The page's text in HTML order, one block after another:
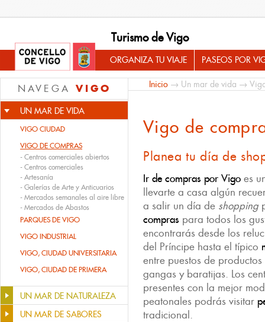
Turismo de Vigo
ORGANIZA TU VIAJE PASEOS POR
NAVEGA VIGO
UN MAR DE VIDA
VIGO CIUDAD
VIGO DE COMPRAS
- Centros comerciales abiertos
- Centros comerciales
- Artesanía
- Galerías de Arte y Anticuarios
- Mercados semanales al aire libre
- Mercados de Abastos
PARQUES DE VIGO
VIGO INDUSTRIAL
VIGO, CIUDAD UNIVERSITARIA
VIGO, CIUDAD DE PRIMERA
UN MAR DE NATURALEZA
UN MAR DE SABORES
Inicio → Un mar de vida →
Vigo de
Planea tu día de
Ir de compras por Vigo es
llevarte a casa algún
a salir un día de shopping
compras para todos los
encontrarás desde los
del Príncipe hasta el típico
entre puestos de
gangas y baratijas. Los
presentes con la mejor
peatonales podrás visitar
tradicional.